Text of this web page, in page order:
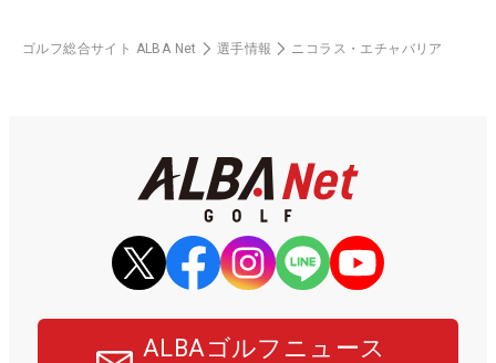
ゴルフ総合サイト ALBA Net 選手情報 ニコラス・エチャバリア
ALBAゴルフニュース